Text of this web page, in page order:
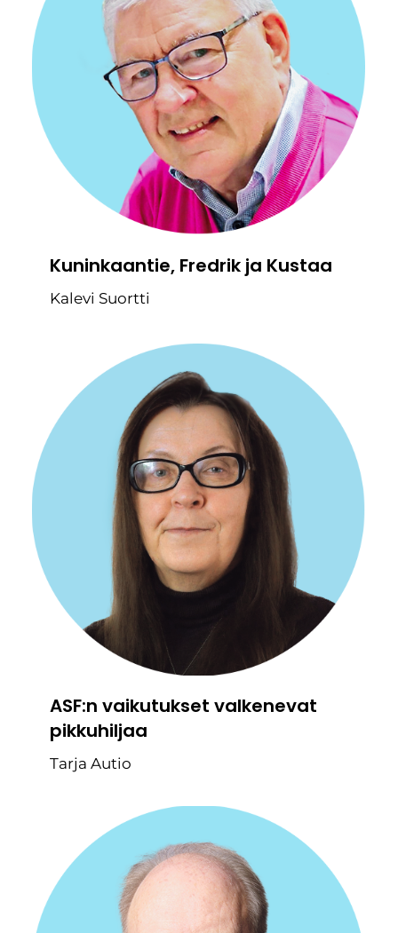
Kuninkaantie, Fredrik ja Kustaa
Kalevi Suortti
ASF:n vaikutukset valkenevat
pikkuhiljaa
Tarja Autio